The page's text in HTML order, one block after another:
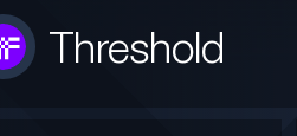
Threshold